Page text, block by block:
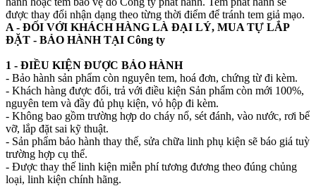
được thay đổi nhận dạng theo từng thời điểm để tránh tem giả mạo.
A - ĐỐI VỚI KHÁCH HÀNG LÀ ĐẠI LÝ, MUA TỰ LẮP
ĐẶT - BẢO HÀNH TẠI Công ty
1 - ĐIỀU KIỆN ĐƯỢC BẢO HÀNH
- Bảo hành sản phẩm còn nguyên tem, hoá đơn, chứng từ đi kèm.
- Khách hàng được đổi, trả với điều kiện Sản phẩm còn mới 100%,
nguyên tem và đầy đủ phụ kiện, vỏ hộp đi kèm.
- Không bao gồm trường hợp do cháy nổ, sét đánh, vào nước, rơi bể
vỡ, lắp đặt sai kỹ thuật.
- Sản phẩm bảo hành thay thế, sửa chữa linh phụ kiện sẽ báo giá tuỳ
trường hợp cụ thể.
- Được thay thế linh kiện miễn phí tương đương theo đúng chủng
loại, linh kiện chính hãng.